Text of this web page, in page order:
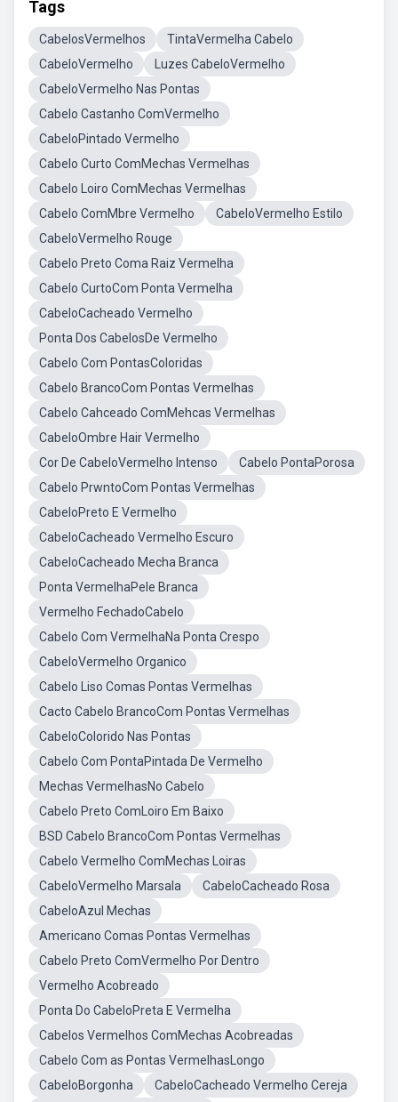
Tags
CabelosVermelhos
TintaVermelha Cabelo
CabeloVermelho
Luzes CabeloVermelho
CabeloVermelho Nas Pontas
Cabelo Castanho ComVermelho
CabeloPintado Vermelho
Cabelo Curto ComMechas Vermelhas
Cabelo Loiro ComMechas Vermelhas
Cabelo ComMbre Vermelho
CabeloVermelho Estilo
CabeloVermelho Rouge
Cabelo Preto Coma Raiz Vermelha
Cabelo CurtoCom Ponta Vermelha
CabeloCacheado Vermelho
Ponta Dos CabelosDe Vermelho
Cabelo Com PontasColoridas
Cabelo BrancoCom Pontas Vermelhas
Cabelo Cahceado ComMehcas Vermelhas
CabeloOmbre Hair Vermelho
Cor De CabeloVermelho Intenso
Cabelo PontaPorosa
Cabelo PrwntoCom Pontas Vermelhas
CabeloPreto E Vermelho
CabeloCacheado Vermelho Escuro
CabeloCacheado Mecha Branca
Ponta VermelhaPele Branca
Vermelho FechadoCabelo
Cabelo Com VermelhaNa Ponta Crespo
CabeloVermelho Organico
Cabelo Liso Comas Pontas Vermelhas
Cacto Cabelo BrancoCom Pontas Vermelhas
CabeloColorido Nas Pontas
Cabelo Com PontaPintada De Vermelho
Mechas VermelhasNo Cabelo
Cabelo Preto ComLoiro Em Baixo
BSD Cabelo BrancoCom Pontas Vermelhas
Cabelo Vermelho ComMechas Loiras
CabeloVermelho Marsala
CabeloCacheado Rosa
CabeloAzul Mechas
Americano Comas Pontas Vermelhas
Cabelo Preto ComVermelho Por Dentro
Vermelho Acobreado
Ponta Do CabeloPreta E Vermelha
Cabelos Vermelhos ComMechas Acobreadas
Cabelo Com as Pontas VermelhasLongo
CabeloBorgonha
CabeloCacheado Vermelho Cereja